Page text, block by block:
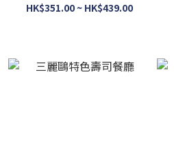
HK$351.00 ~ HK$439.00